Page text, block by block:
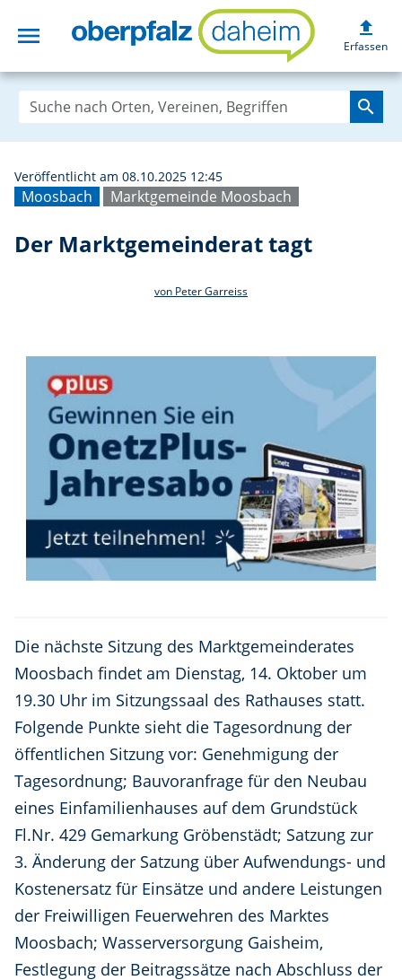
menu Der
upload
Erfassen
search
Moosbach Marktgemeinde Moosbach
Veröffentlicht am 08.10.2025 12:45
Der Marktgemeinderat tagt
von Peter Garreiss
Die nächste Sitzung des Marktgemeinderates
Moosbach findet am Dienstag, 14. Oktober um
19.30 Uhr im Sitzungssaal des Rathauses statt.
Folgende Punkte sieht die Tagesordnung der
öffentlichen Sitzung vor: Genehmigung der
Tagesordnung; Bauvoranfrage für den Neubau
eines Einfamilienhauses auf dem Grundstück
Fl.Nr. 429 Gemarkung Gröbenstädt; Satzung zur
3. Änderung der Satzung über Aufwendungs- und
Kostenersatz für Einsätze und andere Leistungen
der Freiwilligen Feuerwehren des Marktes
Moosbach; Wasserversorgung Gaisheim,
Festlegung der Beitragssätze nach Abschluss der